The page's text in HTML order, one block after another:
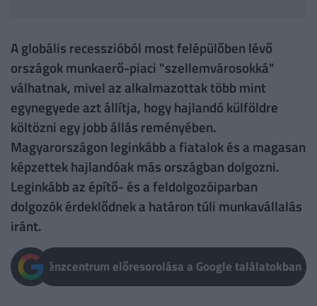
A globális recesszióból most felépülőben lévő
országok munkaerő-piaci "szellemvárosokká"
válhatnak, mivel az alkalmazottak több mint
egynegyede azt állítja, hogy hajlandó külföldre
költözni egy jobb állás reményében.
Magyarországon leginkább a fiatalok és a magasan
képzettek hajlandóak más országban dolgozni.
Leginkább az építő- és a feldolgozóiparban
dolgozók érdeklődnek a határon túli munkavállalás
iránt.
Pénzcentrum előresorolása a Google találatokban